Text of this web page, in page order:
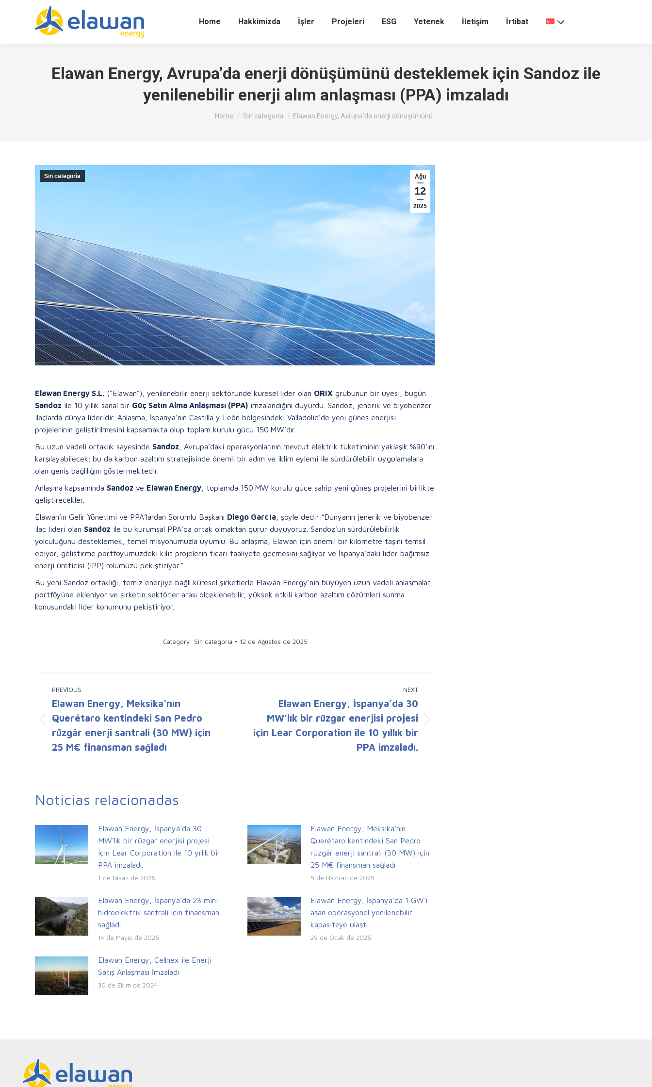
Home Hakkimizda İşler Projeleri ESG Yetenek İletişim İrtibat
Elawan Energy, Avrupa’da enerji dönüşümünü desteklemek için Sandoz ile
yenilenebilir enerji alım anlaşması (PPA) imzaladı
You are here:
Home Sin categoría Elawan Energy, Avrupa’da enerji dönüşümünü…
Ağu
12
2025
Sin categoría
Elawan Energy S.L. (“Elawan”), yenilenebilir enerji sektöründe küresel lider olan ORIX grubunun bir üyesi, bugün
Sandoz ile 10 yıllık sanal bir Güç Satın Alma Anlaşması (PPA) imzalandığını duyurdu. Sandoz, jenerik ve biyobenzer
ilaçlarda dünya lideridir. Anlaşma, İspanya’nın Castilla y León bölgesindeki Valladolid’de yeni güneş enerjisi
projelerinin geliştirilmesini kapsamakta olup toplam kurulu gücü 150 MW’dır.
Bu uzun vadeli ortaklık sayesinde Sandoz , Avrupa’daki operasyonlarının mevcut elektrik tüketiminin yaklaşık %90’ını
karşılayabilecek; bu da karbon azaltım stratejisinde önemli bir adım ve iklim eylemi ile sürdürülebilir uygulamalara
olan geniş bağlılığını göstermektedir.
Anlaşma kapsamında Sandoz ve Elawan Energy , toplamda 150 MW kurulu güce sahip yeni güneş projelerini birlikte
geliştirecekler.
Elawan’ın Gelir Yönetimi ve PPA’lardan Sorumlu Başkanı Diego García , şöyle dedi: “Dünyanın jenerik ve biyobenzer
ilaç lideri olan Sandoz ile bu kurumsal PPA’da ortak olmaktan gurur duyuyoruz. Sandoz’un sürdürülebilirlik
yolculuğunu desteklemek, temel misyonumuzla uyumlu. Bu anlaşma, Elawan için önemli bir kilometre taşını temsil
ediyor; geliştirme portföyümüzdeki kilit projelerin ticari faaliyete geçmesini sağlıyor ve İspanya’daki lider bağımsız
enerji üreticisi (IPP) rolümüzü pekiştiriyor.”
Bu yeni Sandoz ortaklığı, temiz enerjiye bağlı küresel şirketlerle Elawan Energy’nin büyüyen uzun vadeli anlaşmalar
portföyüne ekleniyor ve şirketin sektörler arası ölçeklenebilir, yüksek etkili karbon azaltım çözümleri sunma
konusundaki lider konumunu pekiştiriyor.
Category: Sin categoría 12 de Ağustos de 2025
Post
navigation
PREVIOUS
Previous
post:
Elawan Energy, Meksika’nın
Querétaro kentindeki San Pedro
rüzgâr enerji santrali (30 MW) için
25 M€ finansman sağladı
NEXT
post:
Elawan Energy, İspanya’da 30
MW’lık bir rüzgar enerjisi projesi
için Lear Corporation ile 10 yıllık bir
PPA imzaladı.
Noticias relacionadas
Elawan Energy, İspanya’da 30
MW’lık bir rüzgar enerjisi projesi
için Lear Corporation ile 10 yıllık bir
PPA imzaladı.
1 de Nisan de 2026
Elawan Energy, Meksika’nın
Querétaro kentindeki San Pedro
rüzgâr enerji santrali (30 MW) için
25 M€ finansman sağladı
5 de Haziran de 2025
Elawan Energy, İspanya’da 23 mini
hidroelektrik santrali için finansman
sağladı
14 de Mayıs de 2025
Elawan Energy, İspanya’da 1 GW’ı
aşan operasyonel yenilenebilir
kapasiteye ulaştı
29 de Ocak de 2025
Elawan Energy, Cellnex ile Enerji
Satış Anlaşması İmzaladı
30 de Ekim de 2024